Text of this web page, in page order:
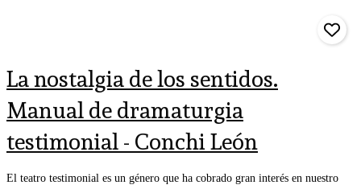
La nostalgia de los sentidos.
Manual de dramaturgia
testimonial - Conchi León
El teatro testimonial es un género que ha cobrado gran interés en nuestro